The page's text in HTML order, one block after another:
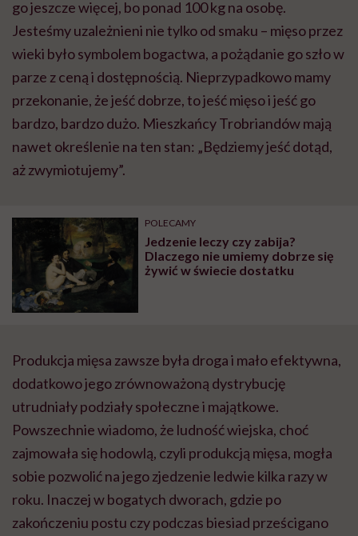
go jeszcze więcej, bo ponad 100 kg na osobę.
Jesteśmy uzależnieni nie tylko od smaku – mięso przez
wieki było symbolem bogactwa, a pożądanie go szło w
parze z ceną i dostępnością. Nieprzypadkowo mamy
przekonanie, że jeść dobrze, to jeść mięso i jeść go
bardzo, bardzo dużo. Mieszkańcy Trobriandów mają
nawet określenie na ten stan: „Będziemy jeść dotąd,
aż zwymiotujemy”.
POLECAMY
Jedzenie leczy czy zabija?
Dlaczego nie umiemy dobrze się
żywić w świecie dostatku
Produkcja mięsa zawsze była droga i mało efektywna,
dodatkowo jego zrównoważoną dystrybucję
utrudniały podziały społeczne i majątkowe.
Powszechnie wiadomo, że ludność wiejska, choć
zajmowała się hodowlą, czyli produkcją mięsa, mogła
sobie pozwolić na jego zjedzenie ledwie kilka razy w
roku. Inaczej w bogatych dworach, gdzie po
zakończeniu postu czy podczas biesiad prześcigano